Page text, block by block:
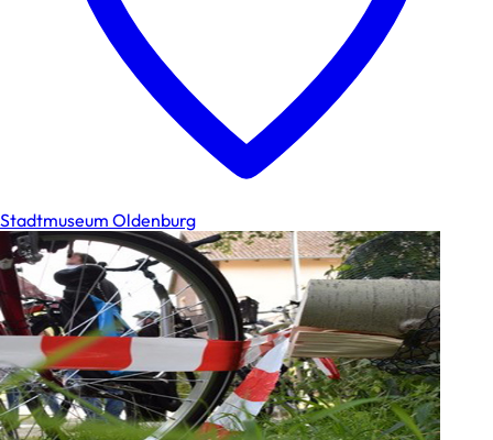
Stadtmuseum Oldenburg